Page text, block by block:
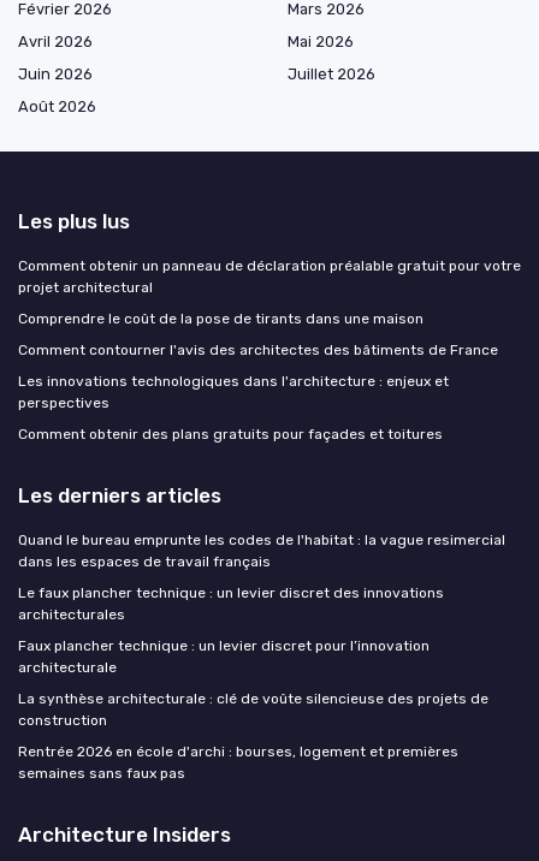
Février 2026
Mars 2026
Avril 2026
Mai 2026
Juin 2026
Juillet 2026
Août 2026
Les plus lus
Comment obtenir un panneau de déclaration préalable gratuit pour votre
projet architectural
Comprendre le coût de la pose de tirants dans une maison
Comment contourner l'avis des architectes des bâtiments de France
Les innovations technologiques dans l'architecture : enjeux et
perspectives
Comment obtenir des plans gratuits pour façades et toitures
Les derniers articles
Quand le bureau emprunte les codes de l'habitat : la vague resimercial
dans les espaces de travail français
Le faux plancher technique : un levier discret des innovations
architecturales
Faux plancher technique : un levier discret pour l’innovation
architecturale
La synthèse architecturale : clé de voûte silencieuse des projets de
construction
Rentrée 2026 en école d'archi : bourses, logement et premières
semaines sans faux pas
Architecture Insiders